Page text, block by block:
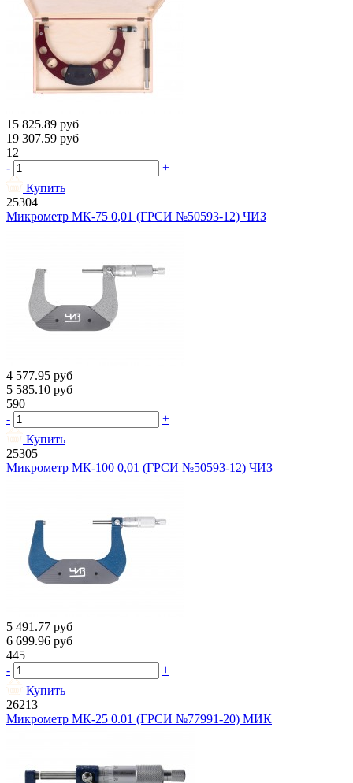
15 825.89 руб
19 307.59 руб
12
-
+
Купить
25304
Микрометр МК-75 0,01 (ГРСИ №50593-12) ЧИЗ
4 577.95 руб
5 585.10 руб
590
-
+
Купить
25305
Микрометр МК-100 0,01 (ГРСИ №50593-12) ЧИЗ
5 491.77 руб
6 699.96 руб
445
-
+
Купить
26213
Микрометр МК-25 0.01 (ГРСИ №77991-20) МИК